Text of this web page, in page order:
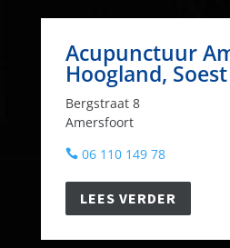
Acupunctuur
Hoogland, Soest
Bergstraat 8
Amersfoort
06 110 149 78
LEES VERDER